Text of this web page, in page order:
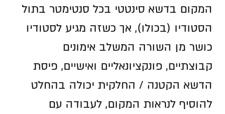
המקום בדשא סינטטי בכל סנטימטר בתול
הסטודיו (בכולו), אך כשזה מגיע לסטודיו
כושר מן השורה המשלב אימונים
קבוצתיים, פונקציונאליים ואישיים, פיסת
הדשא הקטנה / החלקית יכולה בהחלט
להוסיף לנראות המקום, לעבודה עם